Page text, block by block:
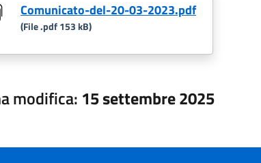
Comunicato-del-20-03-2023.pdf
(File .pdf 153 kB)
modifica: 15 settembre 2025